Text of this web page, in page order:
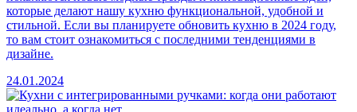
которые делают нашу кухню функциональной, удобной и
стильной. Если вы планируете обновить кухню в 2024 году,
то вам стоит ознакомиться с последними тенденциями в
дизайне.
24.01.2024